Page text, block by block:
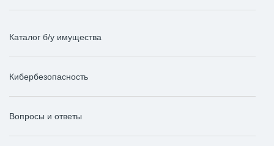
Каталог б/у имущества
Кибербезопасность
Вопросы и ответы